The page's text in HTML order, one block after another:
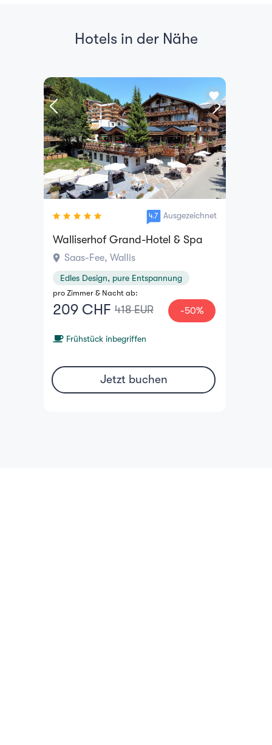
Hotels in der Nähe
favorite
Ausgezeichnet
4.7
Walliserhof Grand-Hotel & Spa
location_on Saas-Fee, Wallis
Edles Design, pure Entspannung
pro Zimmer & Nacht ab:
209 CHF 418 EUR -50%
Frühstück inbegriffen
Jetzt buchen